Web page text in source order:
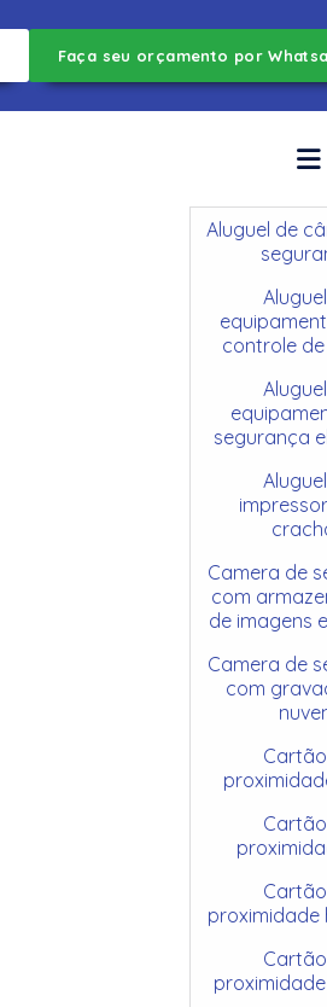
Faça seu orçamento por
Aluguel de
controle
segurança
Camera de
com
de imagens
Camera de
com
proximidade